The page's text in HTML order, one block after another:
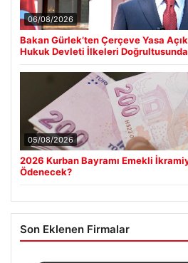
06/08/2026
Bakan Gürlek’ten Çerçeve Yasa
Hukuk Devleti İlkeleri
05/08/2026
2026 Kurban Bayramı Emekli
Ödenecek?
Son Eklenen Firmalar